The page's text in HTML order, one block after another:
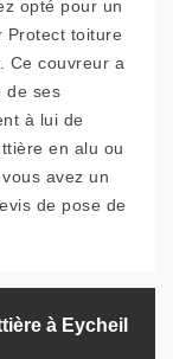
opté pour un
Protect toiture
Ce couvreur a
de ses
à lui de
en alu ou
avez un
de pose de
à Eycheil